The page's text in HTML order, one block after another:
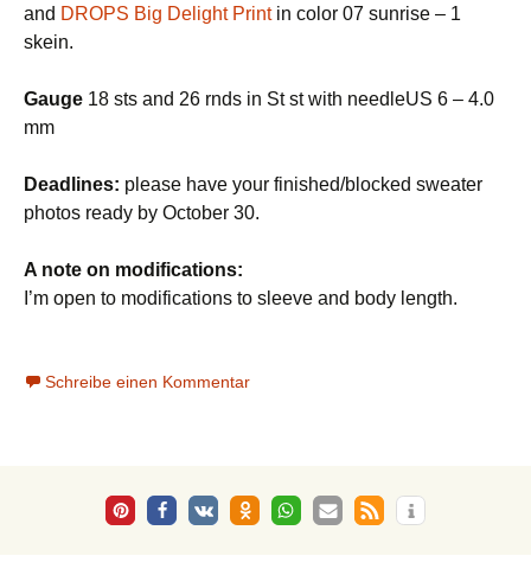
and DROPS Big Delight Printin color 07 sunrise – 1
skein.
Gauge 18 sts and 26 rnds in St st with needleUS 6 – 4.0
mm
Deadlines: please have your finished/blocked sweater
photos ready by October 30.
A note on modifications:
I’m open to modifications to sleeve and body length.
Schreibe einen Kommentar